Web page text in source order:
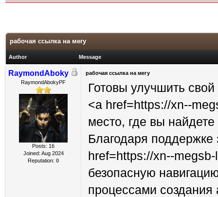
рабочая ссылка на мегу
Author Message
RaymondAboky
RaymondAbokyPF
Posts: 16
Joined: Aug 2024
Reputation: 0
рабочая ссылка на мегу
Готовы улучшить
<a href=https://xn--
место, где вы
Благодаря
href=https://xn--
безопасную
процессами создания